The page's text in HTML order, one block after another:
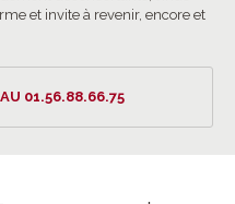
et invite à revenir, encore et
01.56.88.66.75